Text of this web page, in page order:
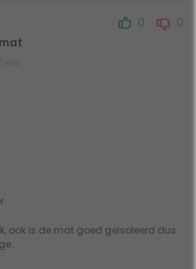
0 0
ook is de mat goed geïsoleerd dus